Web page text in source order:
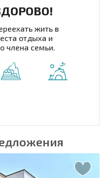
жить в
отдыха и
члена семьи.